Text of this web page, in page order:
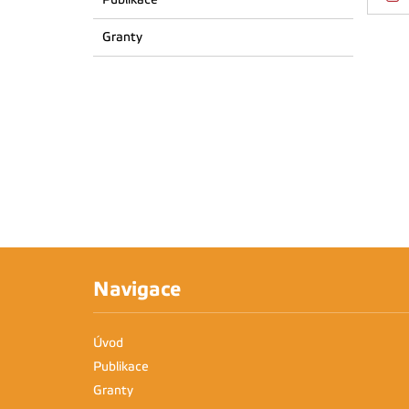
Granty
Navigace
Úvod
Publikace
Granty